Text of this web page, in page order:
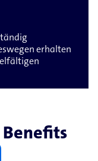
erhalten